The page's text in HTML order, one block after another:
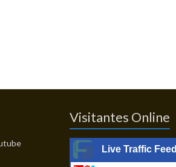
Visitantes Online
Live Traffic Feed